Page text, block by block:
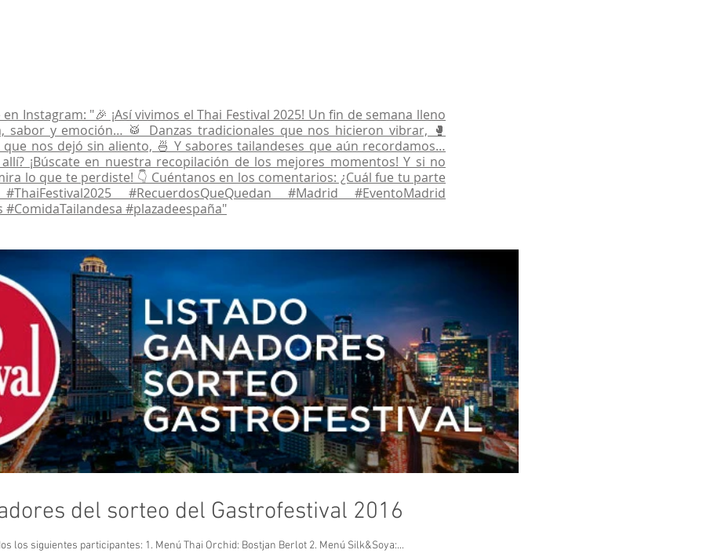
Instagram: "🎉 ¡Así vivimos el Thai Festival 2025! Un fin de semana lleno
sabor y emoción… 🥁 Danzas tradicionales que nos hicieron vibrar, 🥊
que nos dejó sin aliento, 🍜 Y sabores tailandeses que aún recordamos…
allí? ¡Búscate en nuestra recopilación de los mejores momentos! Y si no
lo que te perdiste! 👇 Cuéntanos en los comentarios: ¿Cuál fue tu parte
#RecuerdosQueQuedan #Madrid #EventoMadrid
#ComidaTailandesa #plazadeespaña"
del sorteo del Gastrofestival 2016
En el sorteo resultaron agraciados los siguientes participantes: 1. Menú Thai Orchid: Bostjan Berlot 2. Menú Silk&Soya:...